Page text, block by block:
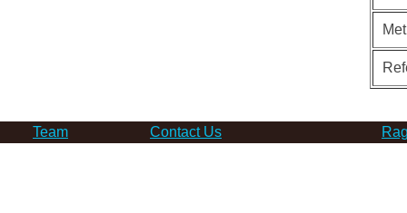
Team Contact Us